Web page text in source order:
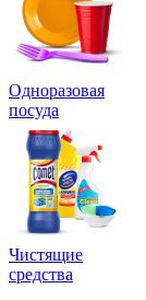
Одноразовая
посуда
Чистящие
средства